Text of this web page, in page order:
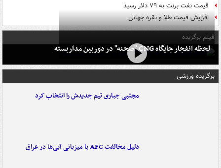
قیمت نفت برنت به ۷۹ دلار رسید
افزایش قیمت طلا و نقره جهانی
فیلم برگزیده
لحظه انفجار جایگاه CNG "صحنه" در دوربین مداربسته
برگزیده ورزشی
مجتبی جباری تیم جدیدش را انتخاب کرد
دلیل مخالفت AFC با میزبانی آبی‌ها در عراق